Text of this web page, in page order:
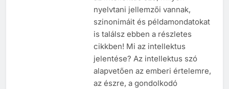
nyelvtani jellemzői vannak,
szinonimáit és példamondatokat
is találsz ebben a részletes
cikkben! Mi az intellektus
jelentése? Az intellektus szó
alapvetően az emberi értelemre,
az észre, a gondolkodó